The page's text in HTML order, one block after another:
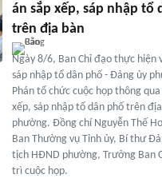
án sắp xếp, sáp nhập tổ
trên địa bàn
Ngày 8/6, Ban Chỉ đạo thực hiện
sáp nhập tổ dân phố - Đảng ủy
Phán tổ chức cuộc họp thông
xếp, sáp nhập tổ dân phố trên
phường. Đồng chí Nguyễn Thế
Ban Thường vụ Tỉnh ủy, Bí thư
tịch HĐND phường, Trưởng Ban
trì cuộc họp.